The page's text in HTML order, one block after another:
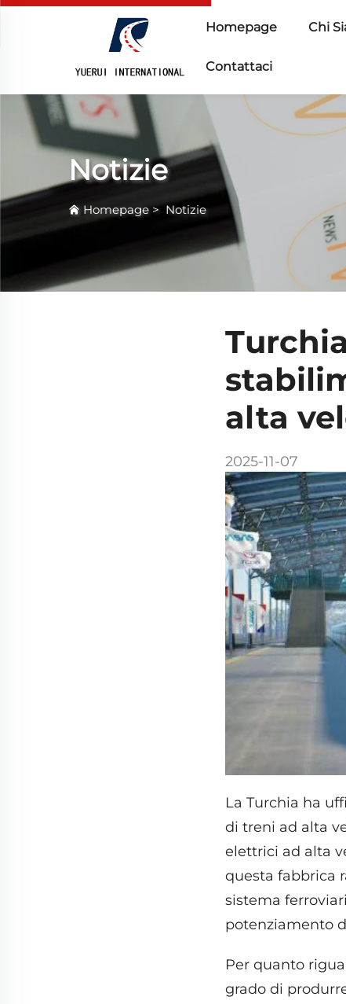
Homepage Chi
Contattaci
Notizie
Homepage > Notizie
alta
2025-11-07
La Turchia ha
di treni ad alta
elettrici ad alta
questa fabbrica
sistema
potenziamento
Per quanto
grado di